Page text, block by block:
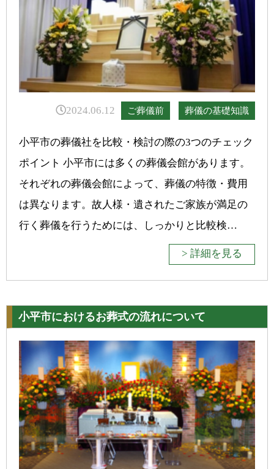
2024.06.12 ご葬儀前 葬儀の基礎知識
小平市の葬儀社を比較・検討の際の3つのチェック
ポイント 小平市には多くの葬儀会館があります。
それぞれの葬儀会館によって、葬儀の特徴・費用
は異なります。故人様・遺されたご家族が満足の
行く葬儀を行うためには、しっかりと比較検…
> 詳細を見る
小平市におけるお葬式の流れについて